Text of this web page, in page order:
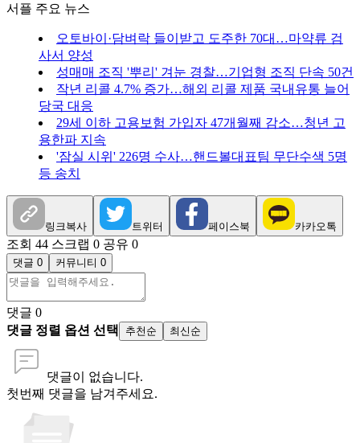
서플 주요 뉴스
오토바이·담벼락 들이받고 도주한 70대…마약류 검
사서 양성
성매매 조직 '뿌리' 겨눈 경찰…기업형 조직 단속 50건
작년 리콜 4.7% 증가…해외 리콜 제품 국내유통 늘어
당국 대응
29세 이하 고용보험 가입자 47개월째 감소…청년 고
용한파 지속
'잠실 시위' 226명 수사…핸드볼대표팀 무단수색 5명
등 송치
링크복사 트위터 페이스북 카카오톡
조회 44 스크랩 0 공유 0
댓글 0 커뮤니티 0
댓글 0
댓글 정렬 옵션 선택
추천순 최신순
댓글이 없습니다.
첫번째 댓글을 남겨주세요.